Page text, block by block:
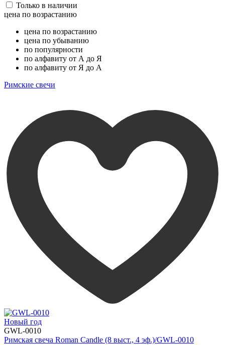
Только в наличии
цена по возрастанию
цена по возрастанию
цена по убыванию
по популярности
по алфавиту от А до Я
по алфавиту от Я до А
Римские свечи
Новый год
GWL-0010
Римская свеча Roman Candle (8 выст., 4 эф.)/GWL-0010